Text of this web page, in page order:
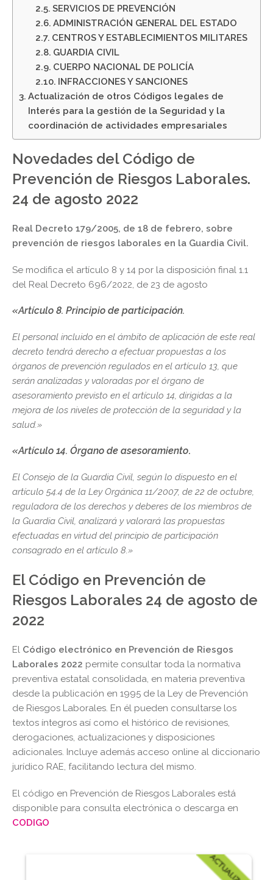
SERVICIOS DE PREVENCIÓN
ADMINISTRACIÓN GENERAL DEL ESTADO
CENTROS Y ESTABLECIMIENTOS MILITARES
GUARDIA CIVIL
CUERPO NACIONAL DE POLICÍA
INFRACCIONES Y SANCIONES
Actualización de otros Códigos legales de
Interés para la gestión de la Seguridad y la
coordinación de actividades empresariales
Novedades del Código de
Prevención de Riesgos Laborales.
24 de agosto 2022
Real Decreto 179/2005, de 18 de febrero, sobre
prevención de riesgos laborales en la Guardia Civil.
Se modifica el artículo 8 y 14 por la disposición final 1.1
del Real Decreto 696/2022, de 23 de agosto
«Artículo 8. Principio de participación.
El personal incluido en el ámbito de aplicación de este real
decreto tendrá derecho a efectuar propuestas a los
órganos de prevención regulados en el artículo 13, que
serán analizadas y valoradas por el órgano de
asesoramiento previsto en el artículo 14, dirigidas a la
mejora de los niveles de protección de la seguridad y la
salud.»
«Artículo 14. Órgano de asesoramiento.
El Consejo de la Guardia Civil, según lo dispuesto en el
artículo 54.4 de la Ley Orgánica 11/2007, de 22 de octubre,
reguladora de los derechos y deberes de los miembros de
la Guardia Civil, analizará y valorará las propuestas
efectuadas en virtud del principio de participación
consagrado en el artículo 8.»
El Código en Prevención de
Riesgos Laborales 24 de agosto de
2022
El Código electrónico en Prevención de Riesgos
Laborales 2022 permite consultar toda la normativa
preventiva estatal consolidada, en materia preventiva
desde la publicación en 1995 de la Ley de Prevención
de Riesgos Laborales. En él pueden consultarse los
textos íntegros así como el histórico de revisiones,
derogaciones, actualizaciones y disposiciones
adicionales. Incluye además acceso online al diccionario
jurídico RAE, facilitando lectura del mismo.
El código en Prevención de Riesgos Laborales está
disponible para consulta electrónica o descarga en
CODIGO